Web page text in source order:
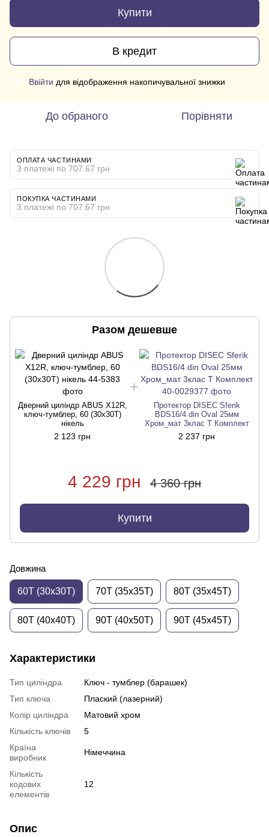
Купити
В кредит
Ввійти для відображення накопичувальної знижки
До обраного Порівняти
ОПЛАТА ЧАСТИНАМИ
3 платежі по 707.67 грн
ПОКУПКА ЧАСТИНАМИ
3 платежі по 707.67 грн
Разом дешевше
Дверний циліндр ABUS X12R,
ключ-тумблер, 60 (30х30T)
нікель
2 123 грн
Протектор DISEC Sferik
BDS16/4 din Oval 25мм
Хром_мат 3клас T Комплект
2 237 грн
4 229 грн 4 360 грн
Купити
Довжина
60T (30x30T) 70T (35x35T) 80T (35x45T)
80T (40x40T) 90T (40x50T) 90T (45x45T)
Характеристики
Тип циліндра
Ключ - тумблер (барашек)
Тип ключа
Плаский (лазерний)
Колір циліндра
Матовий хром
Кількість ключів
5
Країна
виробник
Німеччина
Кількість
кодових
елементів
12
Опис